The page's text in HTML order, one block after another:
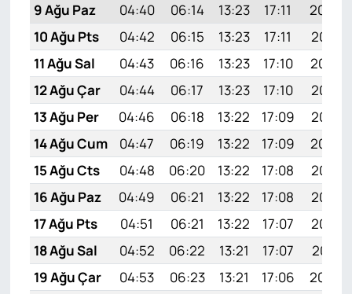
9 Ağu Paz
04:40 06:14 13:23 17:11
20:22
10 Ağu Pts
04:42 06:15 13:23 17:11
20:21
11 Ağu Sal
04:43 06:16 13:23 17:10
20:19
12 Ağu Çar
04:44 06:17 13:23 17:10
20:18
13 Ağu Per
04:46 06:18 13:22 17:09
20:17
14 Ağu Cum
04:47 06:19 13:22 17:09
20:16
15 Ağu Cts
04:48 06:20 13:22 17:08
20:14
16 Ağu Paz
04:49 06:21 13:22 17:08
20:13
17 Ağu Pts
04:51 06:21 13:22 17:07
20:12
18 Ağu Sal
04:52 06:22 13:21 17:07
20:11
19 Ağu Çar
04:53 06:23 13:21 17:06
20:09